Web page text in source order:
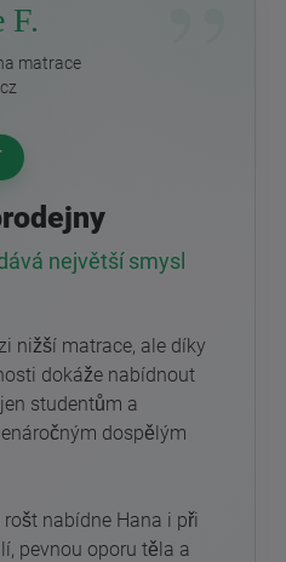
F.
matrace
největší smysl
nižší matrace, ale díky
dokáže nabídnout
studentům a
dospělým
nabídne Hana i při
pevnou oporu těla a